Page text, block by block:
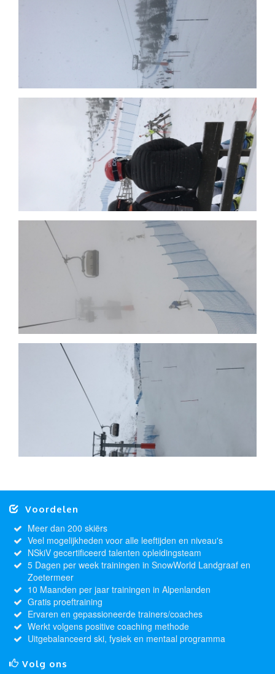
Voordelen
Meer dan 200 skiërs
Veel mogelijkheden voor alle leeftijden en niveau's
NSkiV gecertificeerd talenten opleidingsteam
5 Dagen per week trainingen in SnowWorld Landgraaf en
Zoetermeer
10 Maanden per jaar trainingen in Alpenlanden
Gratis proeftraining
Ervaren en gepassioneerde trainers/coaches
Werkt volgens positive coaching methode
Uitgebalanceerd ski, fysiek en mentaal programma
Volg ons